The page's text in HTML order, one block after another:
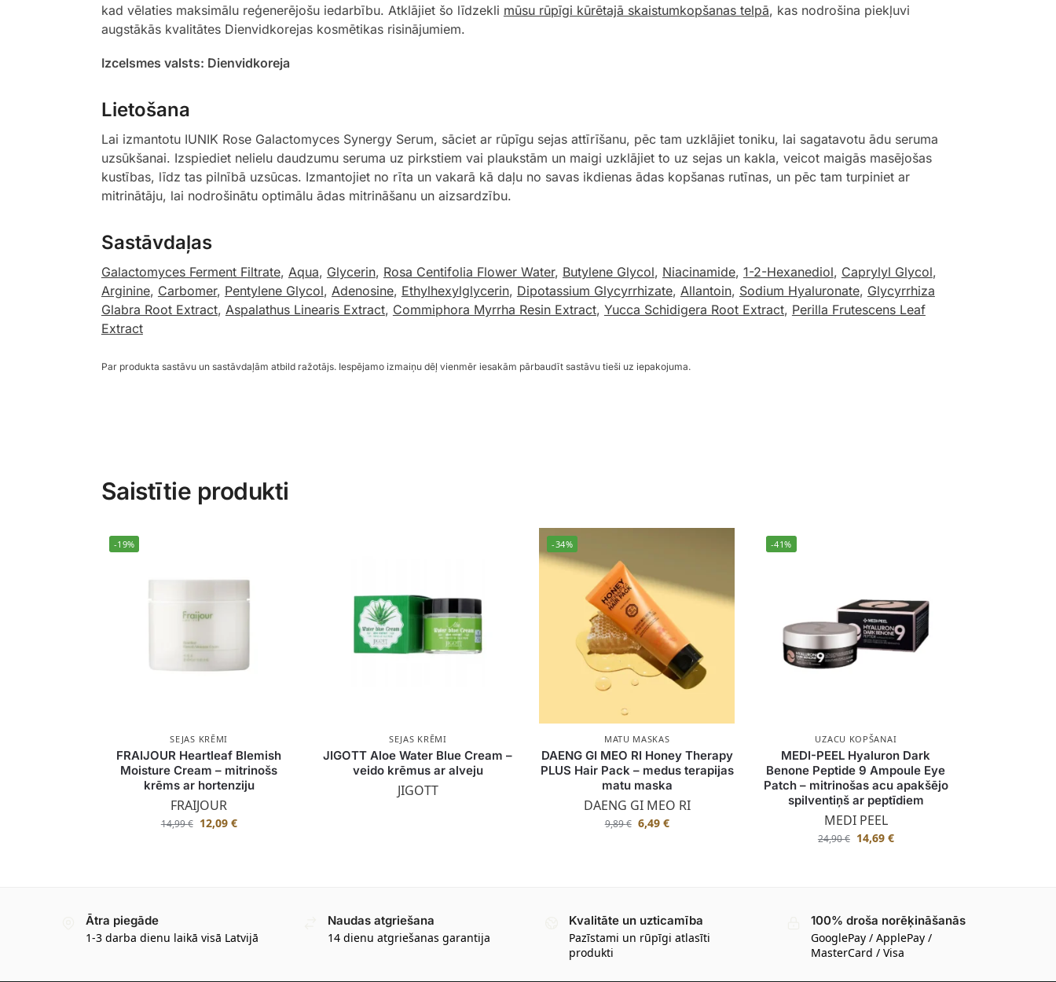
kad vēlaties maksimālu reģenerējošu iedarbību. Atklājiet šo līdzekli mūsu rūpīgi kūrētajā skaistumkopšanas telpā, kas nodrošina piekļuvi
augstākās kvalitātes Dienvidkorejas kosmētikas risinājumiem.
Izcelsmes valsts: Dienvidkoreja
Lietošana
Lai izmantotu IUNIK Rose Galactomyces Synergy Serum, sāciet ar rūpīgu sejas attīrīšanu, pēc tam uzklājiet toniku, lai sagatavotu ādu seruma
uzsūkšanai. Izspiediet nelielu daudzumu seruma uz pirkstiem vai plaukstām un maigi uzklājiet to uz sejas un kakla, veicot maigās masējošas
kustības, līdz tas pilnībā uzsūcas. Izmantojiet no rīta un vakarā kā daļu no savas ikdienas ādas kopšanas rutīnas, un pēc tam turpiniet ar
mitrinātāju, lai nodrošinātu optimālu ādas mitrināšanu un aizsardzību.
Sastāvdaļas
Galactomyces Ferment Filtrate, Aqua, Glycerin, Rosa Centifolia Flower Water, Butylene Glycol, Niacinamide, 1-2-Hexanediol, Caprylyl Glycol,
Arginine, Carbomer, Pentylene Glycol, Adenosine, Ethylhexylglycerin, Dipotassium Glycyrrhizate, Allantoin, Sodium Hyaluronate, Glycyrrhiza
Glabra Root Extract, Aspalathus Linearis Extract, Commiphora Myrrha Resin Extract, Yucca Schidigera Root Extract, Perilla Frutescens Leaf
Extract
Par produkta sastāvu un sastāvdaļām atbild ražotājs. Iespējamo izmaiņu dēļ vienmēr iesakām pārbaudīt sastāvu tieši uz iepakojuma.
Saistītie produkti
-19%
SEJAS KRĒMI
FRAIJOUR Heartleaf Blemish
Moisture Cream – mitrinošs
krēms ar hortenziju
FRAIJOUR
14,99€ 12,09 €
SEJAS KRĒMI
JIGOTT Aloe Water Blue Cream –
veido krēmus ar alveju
JIGOTT
-34%
MATU MASKAS
DAENG GI MEO RI Honey Therapy
PLUS Hair Pack – medus terapijas
matu maska
DAENG GI MEO RI
9,89€ 6,49 €
-41%
UZACU KOPŠANAI
MEDI-PEEL Hyaluron Dark
Benone Peptide 9 Ampoule Eye
Patch – mitrinošas acu apakšējo
spilventiņš ar peptīdiem
MEDI PEEL
24,90€ 14,69 €
Ātra piegāde
1-3 darba dienu laikā visā Latvijā
Naudas atgriešana
14 dienu atgriešanas garantija
Kvalitāte un uzticamība
Pazīstami un rūpīgi atlasīti
produkti
100% droša norēķināšanās
GooglePay / ApplePay /
MasterCard / Visa